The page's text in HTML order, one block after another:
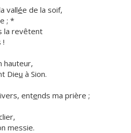
vallée de la soif,
; *
la revêtent
!
hauteur,
Dieu à Sion.
entends ma prière ;
messie.